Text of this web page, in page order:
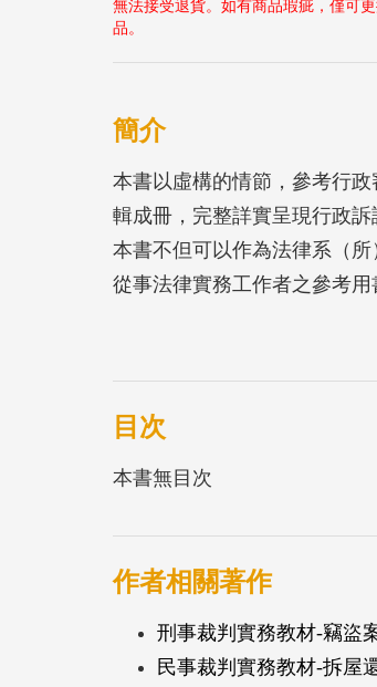
無法接受退貨。如有商品瑕疵，僅可
品。
簡介
本書以虛構的情節，參考行
輯成冊，完整詳實呈現行政訴
本書不但可以作為法律系（
從事法律實務工作者之參考
東吳大學法學院實習課程同
見，完成編撰。
目次
本書無目次
作者相關著作
刑事裁判實務教材-竊盜
民事裁判實務教材-拆屋